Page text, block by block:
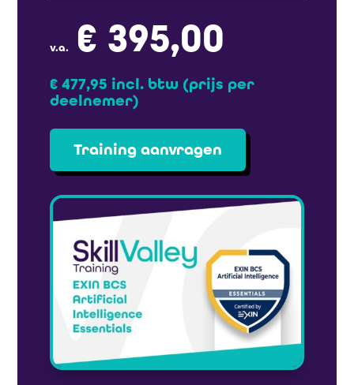
v.a. € 395,00
€ 477,95 incl. btw (prijs per
deelnemer)
Training aanvragen